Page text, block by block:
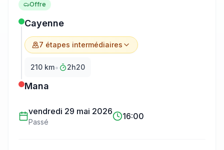
Offre
Cayenne
7 étapes intermédiaires
210 km• 2h20
Mana
vendredi 29 mai 2026
Passé
16:00